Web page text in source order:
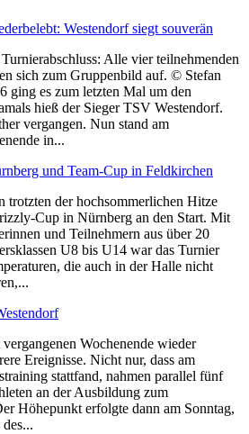
Westendorf siegt souverän
Alle vier teilnehmenden
sich zum Gruppenbild auf. © Stefan
ging es zum letzten Mal um den
hieß der Sieger TSV Westendorf.
vergangen. Nun stand am
in...
und Team-Cup in Feldkirchen
trotzten der hochsommerlichen Hitze
Cup in Nürnberg an den Start. Mit
und Teilnehmern aus über 20
U8 bis U14 war das Turnier
die auch in der Halle nicht
Wochenende wieder
Ereignisse. Nicht nur, dass am
stattfand, nahmen parallel fünf
an der Ausbildung zum
Höhepunkt erfolgte dann am Sonntag,